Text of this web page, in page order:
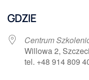
GDZIE
Centrum
Willowa 2,
tel. +48 914 809